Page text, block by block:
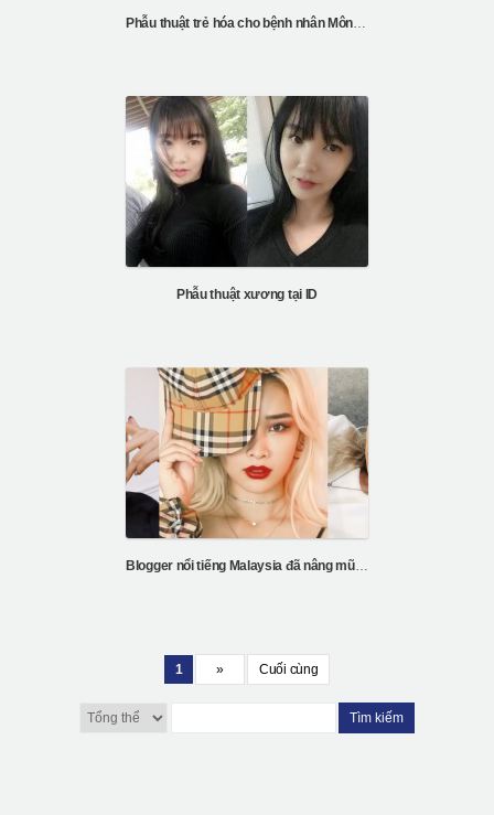
Phẫu thuật trẻ hóa cho bệnh nhân Mông Cổ của bệnh viện ID
Phẫu thuật xương tại ID
Blogger nổi tiếng Malaysia đã nâng mũi và tiêm mỡ tại Hàn Quốc
1 » Cuối cùng
Tìm kiếm